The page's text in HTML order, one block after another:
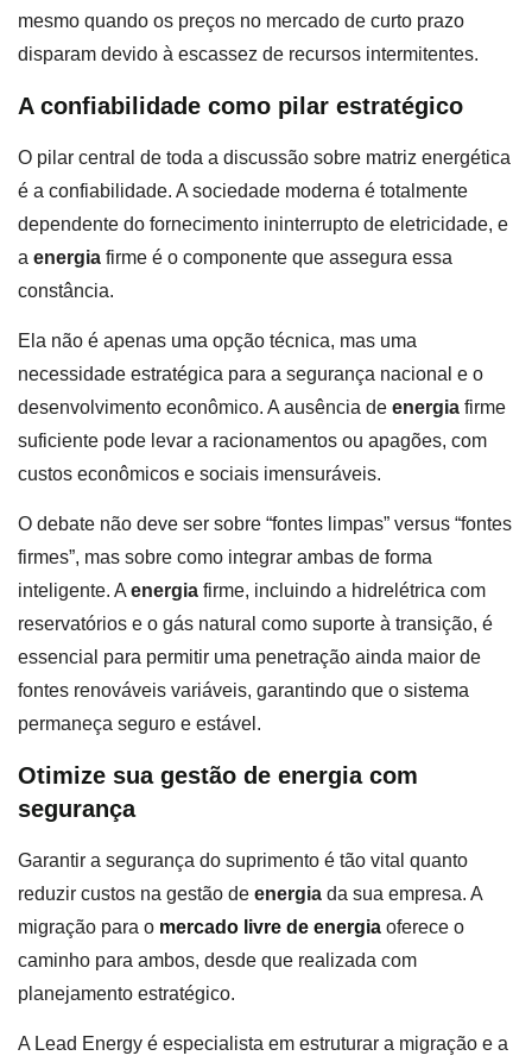
mesmo quando os preços no mercado de curto prazo
disparam devido à escassez de recursos intermitentes.
A confiabilidade como pilar estratégico
O pilar central de toda a discussão sobre matriz energética
é a confiabilidade. A sociedade moderna é totalmente
dependente do fornecimento ininterrupto de eletricidade, e
a energia firme é o componente que assegura essa
constância.
Ela não é apenas uma opção técnica, mas uma
necessidade estratégica para a segurança nacional e o
desenvolvimento econômico. A ausência de energia firme
suficiente pode levar a racionamentos ou apagões, com
custos econômicos e sociais imensuráveis.
O debate não deve ser sobre “fontes limpas” versus “fontes
firmes”, mas sobre como integrar ambas de forma
inteligente. A energia firme, incluindo a hidrelétrica com
reservatórios e o gás natural como suporte à transição, é
essencial para permitir uma penetração ainda maior de
fontes renováveis variáveis, garantindo que o sistema
permaneça seguro e estável.
Otimize sua gestão de energia com
segurança
Garantir a segurança do suprimento é tão vital quanto
reduzir custos na gestão de energia da sua empresa. A
migração para o mercado livre de energia oferece o
caminho para ambos, desde que realizada com
planejamento estratégico.
A Lead Energy é especialista em estruturar a migração e a